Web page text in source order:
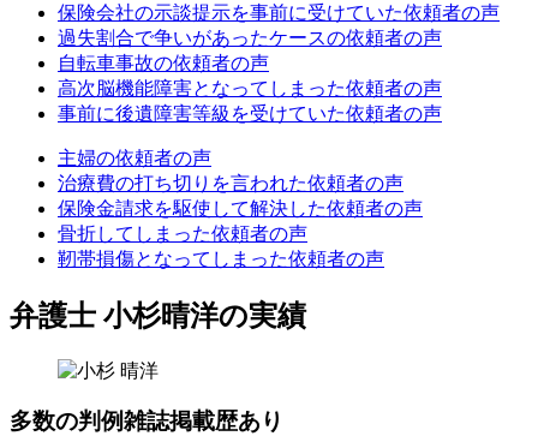
保険会社の示談提示を事前に受けていた依頼者の声
過失割合で争いがあったケースの依頼者の声
自転車事故の依頼者の声
高次脳機能障害となってしまった依頼者の声
事前に後遺障害等級を受けていた依頼者の声
主婦の依頼者の声
治療費の打ち切りを言われた依頼者の声
保険金請求を駆使して解決した依頼者の声
骨折してしまった依頼者の声
靭帯損傷となってしまった依頼者の声
弁護士 小杉晴洋の実績
多数の判例雑誌掲載歴あり